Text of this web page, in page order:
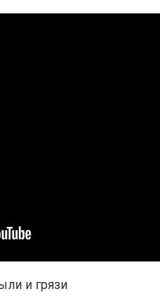
и грязи